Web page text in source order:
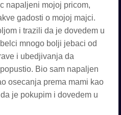
napaljeni mojoj pricom,
gadosti o mojoj majci.
i trazili da je dovedem u
mnogo bolji jebaci od
i ubedjivanja da
Bio sam napaljen
osecanja prema mami kao
je pokupim i dovedem u